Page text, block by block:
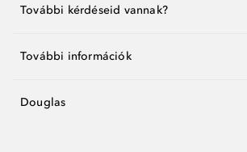
További kérdéseid vannak?
További információk
Douglas